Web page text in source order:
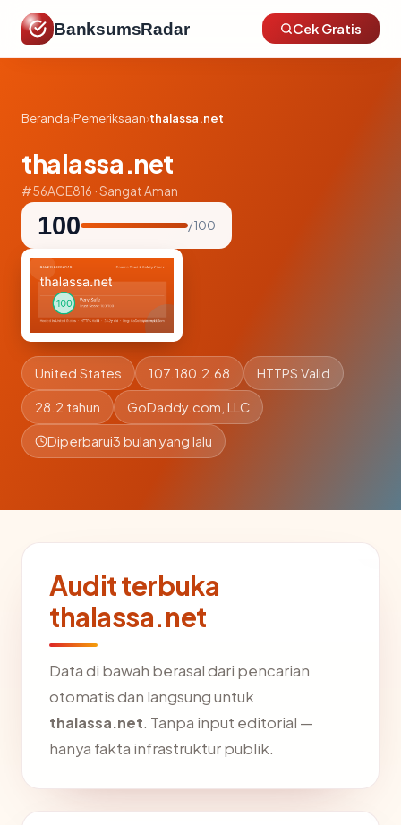
BanksumsRadar Cek Gratis
Beranda›Pemeriksaan›thalassa.net
thalassa.net
#56ACE816 · Sangat Aman
100 / 100
United States 107.180.2.68 HTTPS Valid
28.2 tahun GoDaddy.com, LLC
Diperbarui3 bulan yang lalu
Audit terbuka
thalassa.net
Data di bawah berasal dari pencarian
otomatis dan langsung untuk
thalassa.net. Tanpa input editorial —
hanya fakta infrastruktur publik.